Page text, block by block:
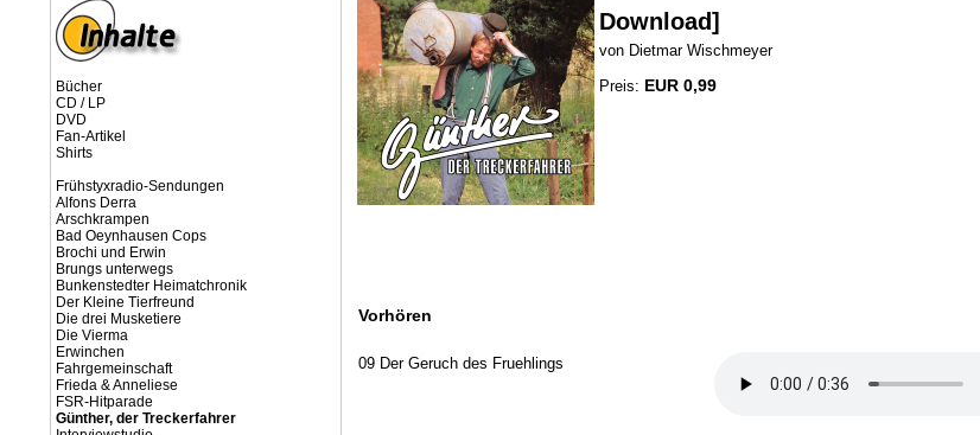
Bücher
CD / LP
DVD
Fan-Artikel
Shirts
Frühstyxradio-Sendungen
Alfons Derra
Arschkrampen
Bad Oeynhausen Cops
Brochi und Erwin
Brungs unterwegs
Bunkenstedter Heimatchronik
Der Kleine Tierfreund
Die drei Musketiere
Die Vierma
Erwinchen
Fahrgemeinschaft
Frieda & Anneliese
FSR-Hitparade
Günther, der Treckerfahrer
Download]
von Dietmar Wischmeyer
Preis: EUR 0,99
Vorhören
09 Der Geruch des Fruehlings